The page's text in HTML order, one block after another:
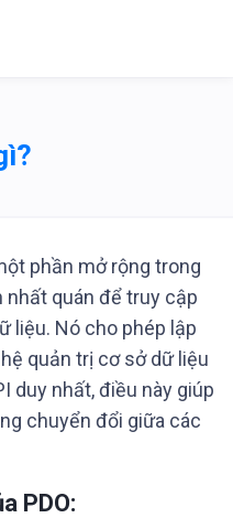
phần mở rộng trong
nhất quán để truy cập
liệu. Nó cho phép lập
quản trị cơ sở dữ liệu
duy nhất, điều này giúp
chuyển đổi giữa các
PDO: